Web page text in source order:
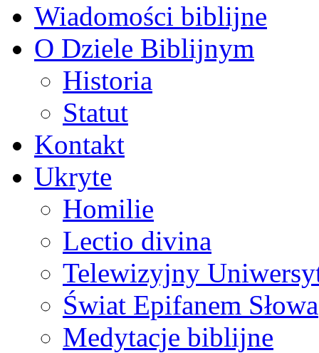
Wiadomości biblijne
O Dziele Biblijnym
Historia
Statut
Kontakt
Ukryte
Homilie
Lectio divina
Telewizyjny
Świat Epifanem Słowa
Medytacje biblijne